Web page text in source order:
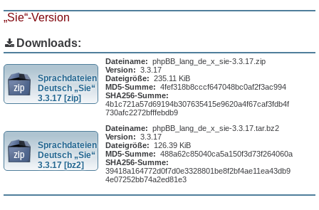
„Sie“-Version
Downloads:
Sprachdateien
Deutsch „Sie“
3.3.17 [zip]
Dateiname: phpBB_lang_de_x_sie-3.3.17.zip
Version: 3.3.17
Dateigröße: 235.11 KiB
MD5-Summe: 4fef318b8cccf647048bc0af2f3ac994
SHA256-Summe:
4b1c721a57d69194b307635415e9620a4f67caf3fdb4f
730afc2272bfffebdb9
Sprachdateien
Deutsch „Sie“
3.3.17 [bz2]
Dateiname: phpBB_lang_de_x_sie-3.3.17.tar.bz2
Version: 3.3.17
Dateigröße:
126.39 KiB
MD5-Summe: 488a62c85040ca5a150f3d73f264060a
SHA256-Summe:
39418a164772d0f7d0e3328801be8f2bf4ae11ea43db9
4e07252bb74a2ed81e3